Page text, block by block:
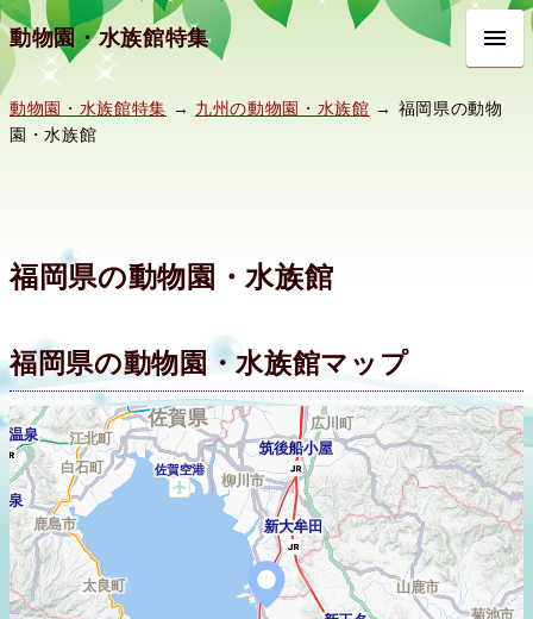
動物園・水族館特集
動物園・水族館特集 → 九州の動物園・水族館 → 福岡県の動物
園・水族館
福岡県の動物園・水族館
福岡県の動物園・水族館マップ